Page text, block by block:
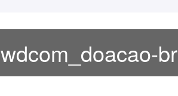
wdcom_doacao-